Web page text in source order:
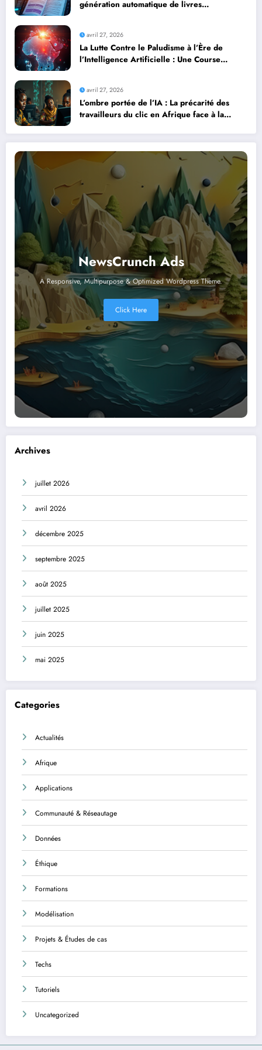
génération automatique de livres
avril 27, 2026
La Lutte Contre le Paludisme à l’Ère de
l’Intelligence Artificielle : Une Course
avril 27, 2026
L’ombre portée de l’IA : La précarité des
travailleurs du clic en Afrique face à la
NewsCrunch Ads
A Responsive, Multipurpose & Optimized Wordpress Theme.
Click Here
Archives
juillet 2026
avril 2026
décembre 2025
septembre 2025
août 2025
juillet 2025
juin 2025
mai 2025
Categories
Actualités
Afrique
Applications
Communauté & Réseautage
Données
Éthique
Formations
Modélisation
Projets & Études de cas
Techs
Tutoriels
Uncategorized